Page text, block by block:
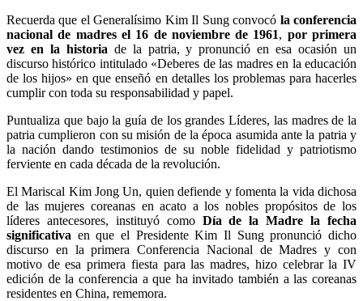
Recuerda que el Generalísimo Kim Il Sungconvocó la conferencia
nacional de madres el 16 de noviembre de 1961, por primera
vez en la historia de la patria, y pronunció en esa ocasión un
discurso histórico intitulado «Deberes de las madres en la educación
de los hijos» en que enseñó en detalles los problemas para hacerles
cumplir con toda su responsabilidad y papel.
Puntualiza que bajo la guía de los grandes Líderes, las madres de la
patria cumplieron con su misión de la época asumida ante la patria y
la nación dando testimonios de su noble fidelidad y patriotismo
ferviente en cada década de la revolución.
El Mariscal Kim Jong Un, quien defiende y fomenta la vida dichosa
de las mujeres coreanas en acato a los nobles propósitos de los
líderes antecesores, instituyó como Día de la Madre la fecha
significativa en que el PresidenteKim Il Sungpronunció dicho
discurso en la primera Conferencia Nacional de Madres y con
motivo de esa primera fiesta para las madres, hizo celebrar la IV
edición de la conferencia a que ha invitado también a las coreanas
residentes en China, rememora.